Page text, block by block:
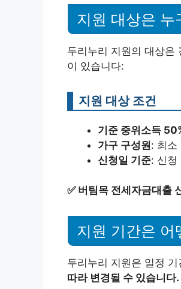
지원 대상은 누
두리누리 지원의 대상은
이 있습니다:
지원 대상 조건
기준 중위소득
가구 구성원: 최소
신청일 기준: 신청
✅ 버팀목 전세자금대출
지원 기간은 어
두리누리 지원은 일정
따라 변경될 수 있습니다.